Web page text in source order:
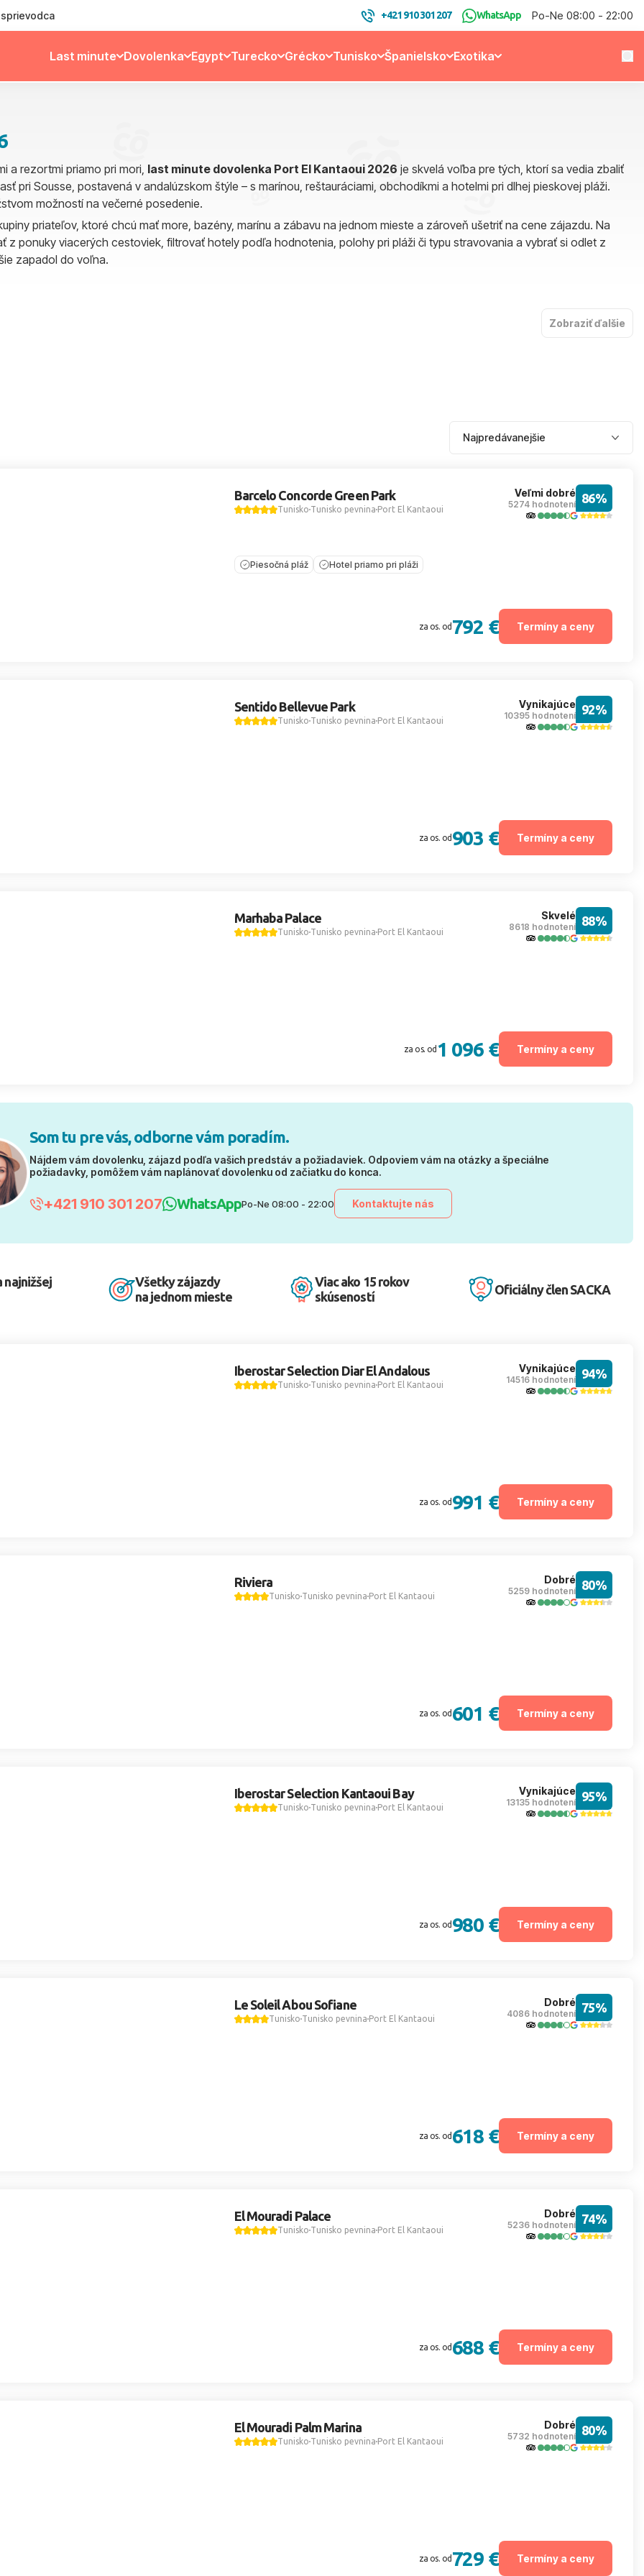
+421 910 301 207 WhatsApp Po-Ne 08:00 - 22:00
Last minute Dovolenka Egypt Turecko Grécko Tunisko Španielsko Exotika
a rezortmi priamo pri mori, last minute dovolenka Port El Kantaoui 2026 je skvelá voľba pre tých, ktorí sa vedia zbaliť
pri Sousse, postavená v andalúzskom štýle – s marínou, reštauráciami, obchodíkmi a hotelmi pri dlhej pieskovej pláži.
možností na večerné posedenie.
priateľov, ktoré chcú mať more, bazény, marínu a zábavu na jednom mieste a zároveň ušetriť na cene zájazdu. Na
z ponuky viacerých cestoviek, filtrovať hotely podľa hodnotenia, polohy pri pláži či typu stravovania a vybrať si odlet z
zapadol do voľna.
Zobraziť ďalšie
Barcelo Concorde Green Park
TuniskoTunisko pevninaPort El Kantaoui
Veľmi dobré
5274 hodnotení 86%
Piesočná pláž Hotel priamo pri pláži
za os. od 792 € Termíny a ceny
Sentido Bellevue Park
TuniskoTunisko pevninaPort El Kantaoui
Vynikajúce
10395 hodnotení 92%
za os. od 903 € Termíny a ceny
Marhaba Palace
TuniskoTunisko pevninaPort El Kantaoui
Skvelé
8618 hodnotení 88%
za os. od 1 096 € Termíny a ceny
Som tu pre vás, odborne vám poradím.
Nájdem vám dovolenku, zájazd podľa vašich predstáv a požiadaviek. Odpoviem vám na otázky a špeciálne
požiadavky, pomôžem vám naplánovať dovolenku od začiatku do konca.
+421 910 301 207 WhatsAppPo-Ne 08:00 - 22:00 Kontaktujte nás
najnižšej
Všetky zájazdy
na jednom mieste
Viac ako 15 rokov
skúseností
Oficiálny člen SACKA
Iberostar Selection Diar El Andalous
TuniskoTunisko pevninaPort El Kantaoui
Vynikajúce
14516 hodnotení 94%
za os. od 991 € Termíny a ceny
Riviera
TuniskoTunisko pevninaPort El Kantaoui
Dobré
5259 hodnotení 80%
za os. od 601 € Termíny a ceny
Iberostar Selection Kantaoui Bay
TuniskoTunisko pevninaPort El Kantaoui
Vynikajúce
13135 hodnotení 95%
za os. od 980 € Termíny a ceny
Le Soleil Abou Sofiane
TuniskoTunisko pevninaPort El Kantaoui
Dobré
4086 hodnotení 75%
za os. od 618 € Termíny a ceny
El Mouradi Palace
TuniskoTunisko pevninaPort El Kantaoui
Dobré
5236 hodnotení 74%
za os. od 688 € Termíny a ceny
El Mouradi Palm Marina
TuniskoTunisko pevninaPort El Kantaoui
Dobré
5732 hodnotení 80%
za os. od 729 € Termíny a ceny